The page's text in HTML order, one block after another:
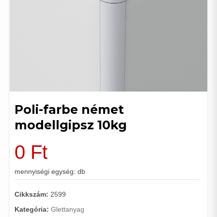
Poli-farbe német
modellgipsz 10kg
0 Ft
mennyiségi egység: db
Cikkszám: 2599
Kategória: Glettanyag